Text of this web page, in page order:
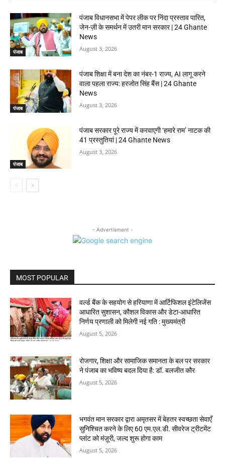
पंजाब
पंजाब विधानसभा में पेपर लीक पर निंदा प्रस्ताव पारित,
जेन-ज़ी के समर्थन में उतरी मान सरकार | 24 Ghante
News
August 3, 2026
पंजाब
पंजाब शिक्षा में बना देश का नंबर-1 राज्य, AI लागू करने
वाला पहला राज्य: हरजोत सिंह बैंस | 24 Ghante
News
August 3, 2026
पंजाब
पंजाब सरकार पूरे राज्य में करवाएगी ‘हमारे राम’ नाटक की
41 प्रस्तुतियां | 24 Ghante News
August 3, 2026
- Advertisment -
MOST POPULAR
वर्ल्ड बैंक के सहयोग से हरियाणा में आर्टिफिशल इंटेलिजेंस
आधारित सुशासन, कौशल विकास और डेटा-आधारित
निर्णय प्रणाली को मिलेगी नई गति : मुख्यमंत्री
August 5, 2026
रोजगार, शिक्षा और सामाजिक समानता के बल पर सरकार
ने पंजाब का भविष्य बदल दिया है: डॉ. बलजीत कौर
August 5, 2026
भगवंत मान सरकार द्वारा अमृतसर में बेहतर स्वच्छता सेवाएँ
सुनिश्चित करने के लिए 60 एम.एल.डी. सीवरेज ट्रीटमेंट
प्लांट को मंज़ूरी, जल्द शुरू होगा काम
August 5, 2026